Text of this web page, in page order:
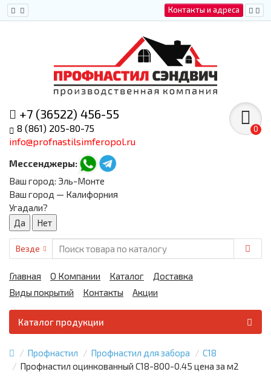
Контакты и адреса
+7 (36522) 456-55
8 (861) 205-80-75
info@profnastilsimferopol.ru
Мессенджеры:
0
Ваш город: Эль-Монте
Ваш город — Калифорния
Угадали?
Везде
Главная О Компании Каталог
Доставка
Виды покрытий
Контакты Акции
Каталог продукции
Профнастил Профнастил для забора
С18
Профнастил оцинкованный С18-800-0.45 цена за м2